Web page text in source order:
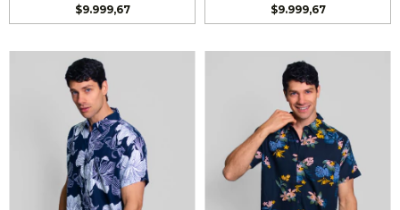
$9.999,67
$9.999,67